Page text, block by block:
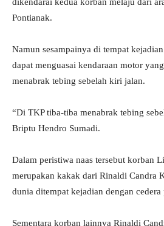
Pontianak.
Namun sesampainya di tempat
dapat menguasai kendaraan motor
menabrak tebing sebelah kiri jalan.
“Di TKP tiba-tiba menabrak tebing
Briptu Hendro Sumadi.
Dalam peristiwa naas tersebut korban
merupakan kakak dari Rinaldi Candra
dunia ditempat kejadian dengan cedera
Sementara korban lainnya Rinaldi